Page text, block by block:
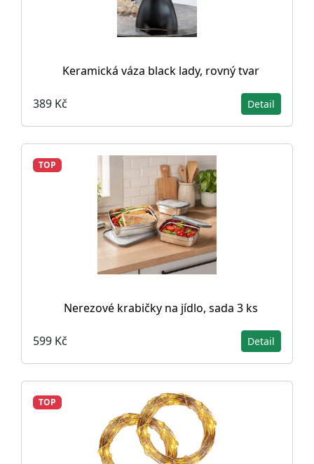
Keramická váza black lady, rovný tvar
389 Kč Detail
TOP
Nerezové krabičky na jídlo, sada 3 ks
599 Kč Detail
TOP